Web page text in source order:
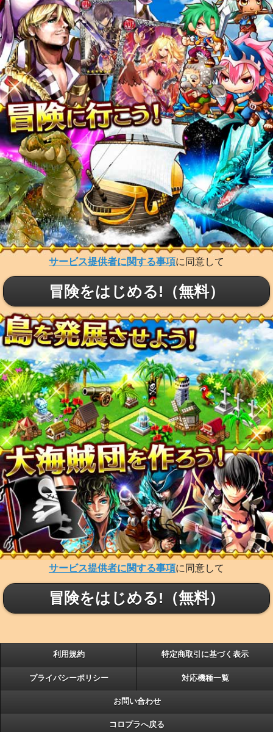
サービス提供者に関する事項に同意して
冒険をはじめる!（無料）
サービス提供者に関する事項に同意して
冒険をはじめる!（無料）
利用規約 特定商取引に基づく表示
プライバシーポリシー 対応機種一覧
お問い合わせ
コロプラへ戻る